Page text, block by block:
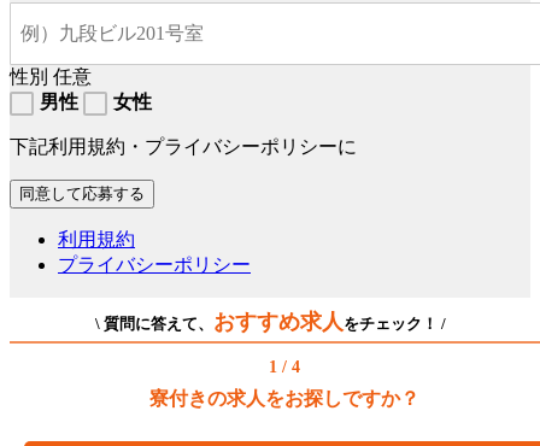
性別 任意
男性
女性
下記利用規約・プライバシーポリシーに
利用規約
プライバシーポリシー
\ 質問に答えて、 おすすめ求人 をチェック！ /
1 / 4
寮付きの求人をお探しですか？